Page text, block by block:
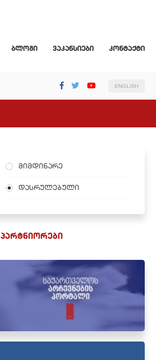
ბლოგი ვაკანსიები კონტაქტი
ENGLISH
მიმდინარე
დასრულებული
პარტნიორები